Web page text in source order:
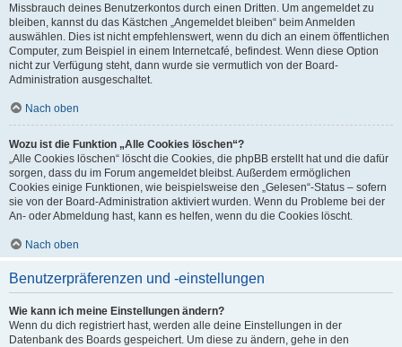
Missbrauch deines Benutzerkontos durch einen Dritten. Um angemeldet zu
bleiben, kannst du das Kästchen „Angemeldet bleiben“ beim Anmelden
auswählen. Dies ist nicht empfehlenswert, wenn du dich an einem öffentlichen
Computer, zum Beispiel in einem Internetcafé, befindest. Wenn diese Option
nicht zur Verfügung steht, dann wurde sie vermutlich von der Board-
Administration ausgeschaltet.
Nach oben
Wozu ist die Funktion „Alle Cookies löschen“?
„Alle Cookies löschen“ löscht die Cookies, die phpBB erstellt hat und die dafür
sorgen, dass du im Forum angemeldet bleibst. Außerdem ermöglichen
Cookies einige Funktionen, wie beispielsweise den „Gelesen“-Status – sofern
sie von der Board-Administration aktiviert wurden. Wenn du Probleme bei der
An- oder Abmeldung hast, kann es helfen, wenn du die Cookies löscht.
Nach oben
Benutzerpräferenzen und -einstellungen
Wie kann ich meine Einstellungen ändern?
Wenn du dich registriert hast, werden alle deine Einstellungen in der
Datenbank des Boards gespeichert. Um diese zu ändern, gehe in den